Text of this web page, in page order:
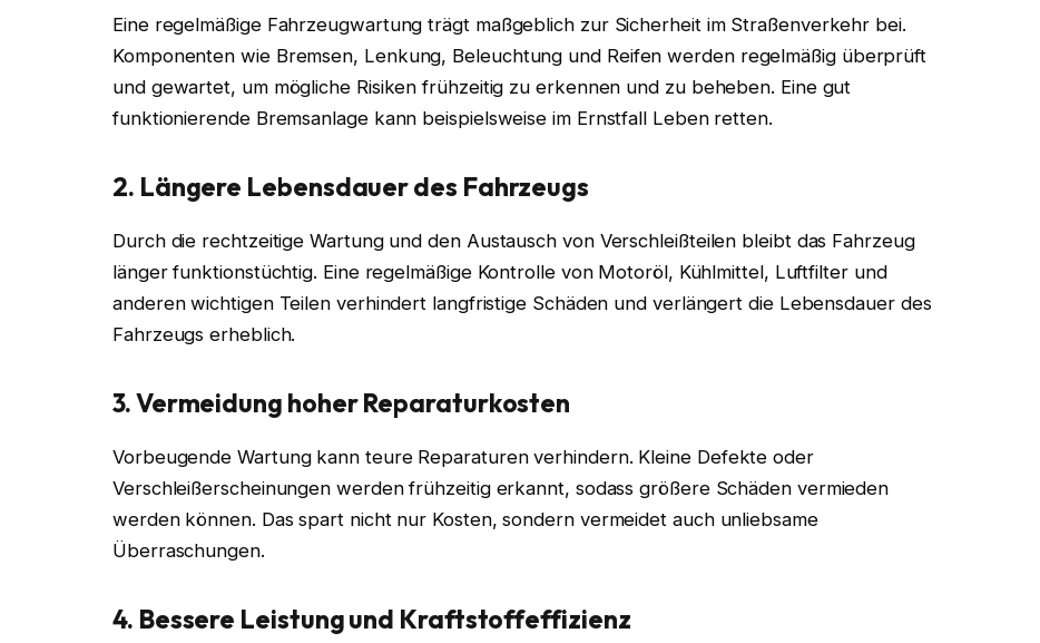
Eine regelmäßige Fahrzeugwartung trägt maßgeblich zur Sicherheit im Straßenverkehr bei.
Komponenten wie Bremsen, Lenkung, Beleuchtung und Reifen werden regelmäßig überprüft
und gewartet, um mögliche Risiken frühzeitig zu erkennen und zu beheben. Eine gut
funktionierende Bremsanlage kann beispielsweise im Ernstfall Leben retten.
2. Längere Lebensdauer des Fahrzeugs
Durch die rechtzeitige Wartung und den Austausch von Verschleißteilen bleibt das Fahrzeug
länger funktionstüchtig. Eine regelmäßige Kontrolle von Motoröl, Kühlmittel, Luftfilter und
anderen wichtigen Teilen verhindert langfristige Schäden und verlängert die Lebensdauer des
Fahrzeugs erheblich.
3. Vermeidung hoher Reparaturkosten
Vorbeugende Wartung kann teure Reparaturen verhindern. Kleine Defekte oder
Verschleißerscheinungen werden frühzeitig erkannt, sodass größere Schäden vermieden
werden können. Das spart nicht nur Kosten, sondern vermeidet auch unliebsame
Überraschungen.
4. Bessere Leistung und Kraftstoffeffizienz